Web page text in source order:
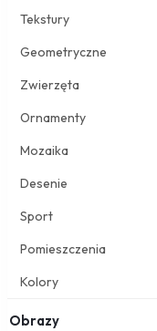
Tekstury
Geometryczne
Zwierzęta
Ornamenty
Mozaika
Desenie
Sport
Pomieszczenia
Kolory
Obrazy